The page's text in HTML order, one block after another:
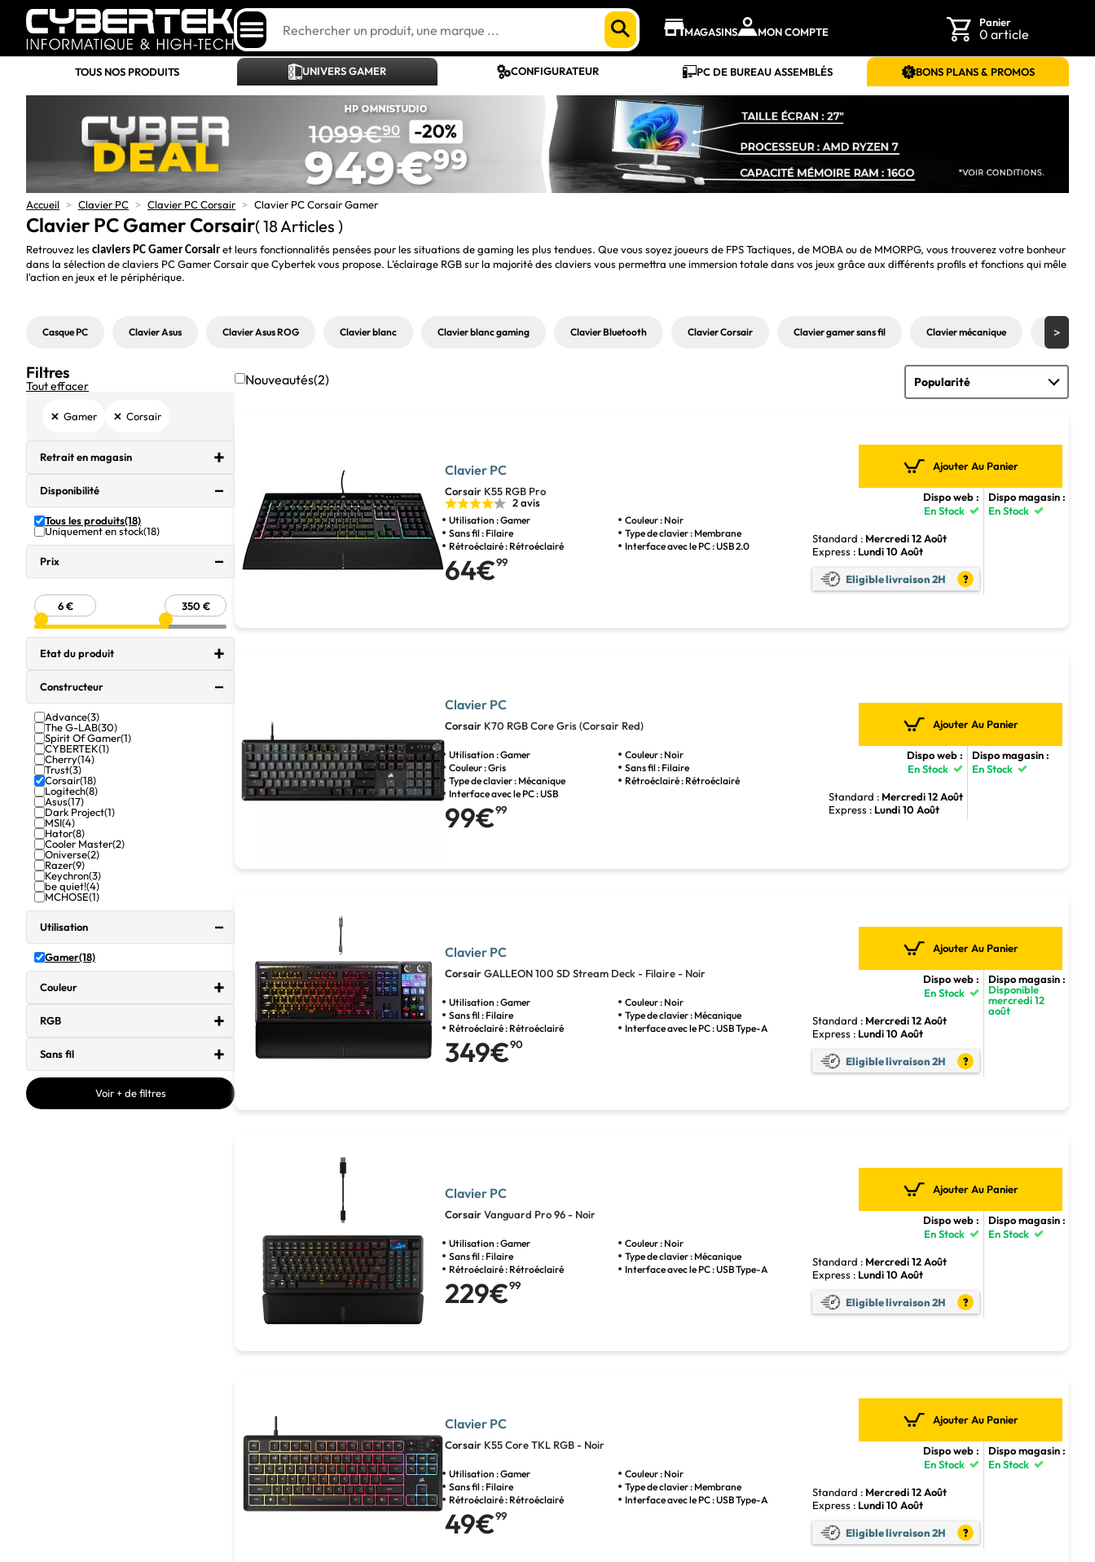
MAGASINS MON COMPTE
Panier
0 article
TOUS NOS PRODUITS UNIVERS GAMER CONFIGURATEUR PC DE BUREAU ASSEMBLÉS BONS PLANS & PROMOS
Accueil > Clavier PC > Clavier PC Corsair > Clavier PC Corsair Gamer
Clavier PC Gamer Corsair( 18 Articles )
Retrouvez les claviers PC Gamer Corsair et leurs fonctionnalités pensées pour les situations de gaming les plus tendues. Que vous soyez joueurs de FPS Tactiques, de MOBA ou de MMORPG, vous trouverez votre bonheur
dans la sélection de claviers PC Gamer Corsair que Cybertek vous propose. L'éclairage RGB sur la majorité des claviers vous permettra une immersion totale dans vos jeux grâce aux différents profils et fonctions qui mêle
l'action en jeux et le périphérique.
Casque PC Clavier Asus Clavier Asus ROG Clavier blanc Clavier blanc gaming Clavier Bluetooth Clavier Corsair Clavier gamer sans fil Clavier mécanique Clavier
Filtres
Tout effacer
× Gamer × Corsair
Retrait en magasin
Disponibilité
Tous les produits(18)
Uniquement en stock(18)
Prix
Etat du produit
Constructeur
Advance(3)
The G-LAB(30)
Spirit Of Gamer(1)
CYBERTEK(1)
Cherry(14)
Trust(3)
Corsair(18)
Logitech(8)
Asus(17)
Dark Project(1)
MSI(4)
Hator(8)
Cooler Master(2)
Oniverse(2)
Razer(9)
Keychron(3)
be quiet!(4)
MCHOSE(1)
Utilisation
Gamer(18)
Couleur
RGB
Sans fil
Voir + de filtres
Nouveautés(2)
Clavier PC
Corsair K55 RGB Pro
2 avis
Utilisation : Gamer
Couleur : Noir
Sans fil : Filaire
Type de clavier : Membrane
Rétroéclairé : Rétroéclairé
Interface avec le PC : USB 2.0
64€99
Ajouter Au Panier
Dispo web :
En Stock
Standard : Mercredi 12 Août
Express : Lundi 10 Août
Eligible livraison 2H ?
Dispo magasin :
En Stock
Clavier PC
Corsair K70 RGB Core Gris (Corsair Red)
Utilisation : Gamer
Couleur : Noir
Couleur : Gris
Sans fil : Filaire
Type de clavier : Mécanique
Rétroéclairé : Rétroéclairé
Interface avec le PC : USB
99€99
Ajouter Au Panier
Dispo web :
En Stock
Standard : Mercredi 12 Août
Express : Lundi 10 Août
Dispo magasin :
En Stock
Clavier PC
CorsairGALLEON 100 SD Stream Deck - Filaire - Noir
Utilisation : Gamer
Couleur : Noir
Sans fil : Filaire
Type de clavier : Mécanique
Rétroéclairé : Rétroéclairé
Interface avec le PC : USB Type-A
349€90
Ajouter Au Panier
Dispo web :
En Stock
Standard : Mercredi 12 Août
Express : Lundi 10 Août
Eligible livraison 2H ?
Dispo magasin :
Disponible
mercredi 12
août
Clavier PC
CorsairVanguard Pro 96 - Noir
Utilisation : Gamer
Couleur : Noir
Sans fil : Filaire
Type de clavier : Mécanique
Rétroéclairé : Rétroéclairé
Interface avec le PC : USB Type-A
229€99
Ajouter Au Panier
Dispo web :
En Stock
Standard : Mercredi 12 Août
Express : Lundi 10 Août
Eligible livraison 2H ?
Dispo magasin :
En Stock
Clavier PC
Corsair K55 Core TKL RGB - Noir
Utilisation : Gamer
Couleur : Noir
Sans fil : Filaire
Type de clavier : Membrane
Rétroéclairé : Rétroéclairé
Interface avec le PC : USB Type-A
49€99
Ajouter Au Panier
Dispo web :
En Stock
Standard : Mercredi 12 Août
Express : Lundi 10 Août
Eligible livraison 2H ?
Dispo magasin :
En Stock